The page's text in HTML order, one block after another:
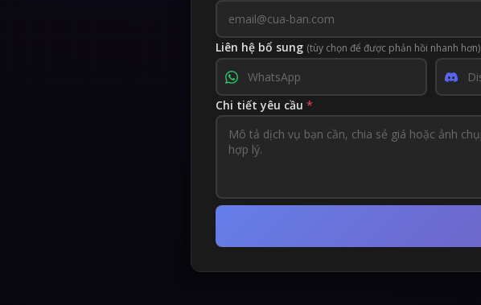
Liên hệ bổ sung (tùy chọn để được phản hồi nhanh hơn)
Chi tiết yêu cầu *